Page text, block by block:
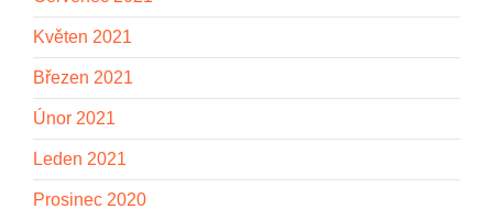
Květen 2021
Březen 2021
Únor 2021
Leden 2021
Prosinec 2020